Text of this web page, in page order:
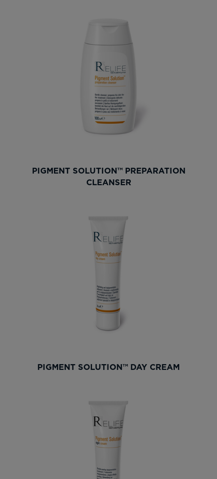
PIGMENT SOLUTION™ PREPARATION
CLEANSER
PIGMENT SOLUTION™ DAY CREAM